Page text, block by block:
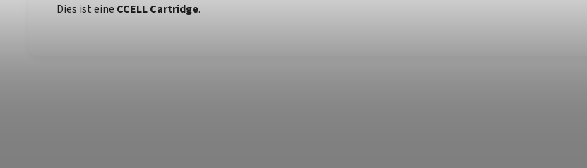
Dies ist eine CCELL Cartridge.